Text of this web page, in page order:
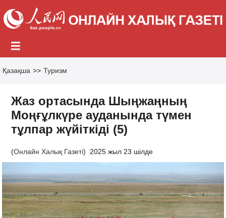
Қазақша >> Туризм
Жаз ортасында Шыңжаңның
Моңғұлкүре ауданында түмен
тұлпар жүйіткіді (5)
(Онлайн Халық Газеті) 2025 жыл 23 шілде